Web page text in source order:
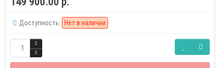
Доступность: Нет в наличии